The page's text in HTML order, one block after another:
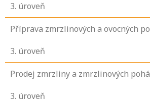
3. úroveň
Příprava zmrzlinových a ovocných
3. úroveň
Prodej zmrzliny a zmrzlinových
3. úroveň